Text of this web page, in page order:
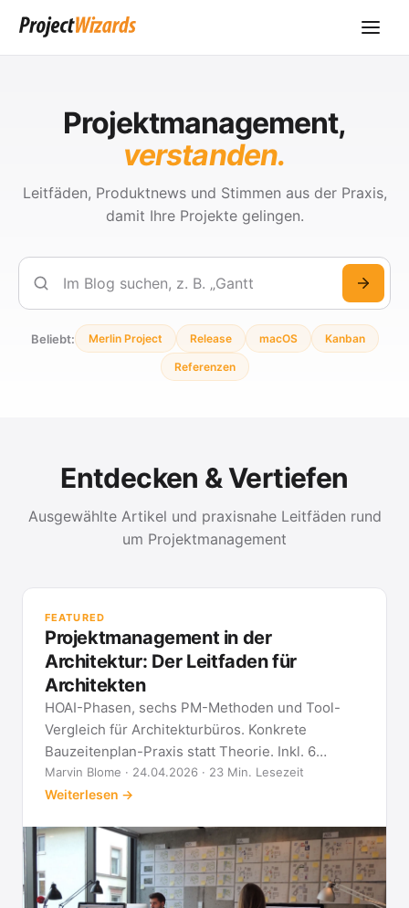
Projektmanagement,
verstanden.
Leitfäden, Produktnews und Stimmen aus der Praxis,
damit Ihre Projekte gelingen.
Suchen
Beliebt: Merlin Project Release macOS Kanban
Referenzen
Entdecken & Vertiefen
Ausgewählte Artikel und praxisnahe Leitfäden rund
um Projektmanagement
FEATURED
Projektmanagement in der
Architektur: Der Leitfaden für
Architekten
HOAI-Phasen, sechs PM-Methoden und Tool-
Vergleich für Architekturbüros. Konkrete
Bauzeitenplan-Praxis statt Theorie. Inkl. 6
Architekten-FAQ.
Marvin Blome · 24.04.2026 · 23 Min. Lesezeit
Weiterlesen →